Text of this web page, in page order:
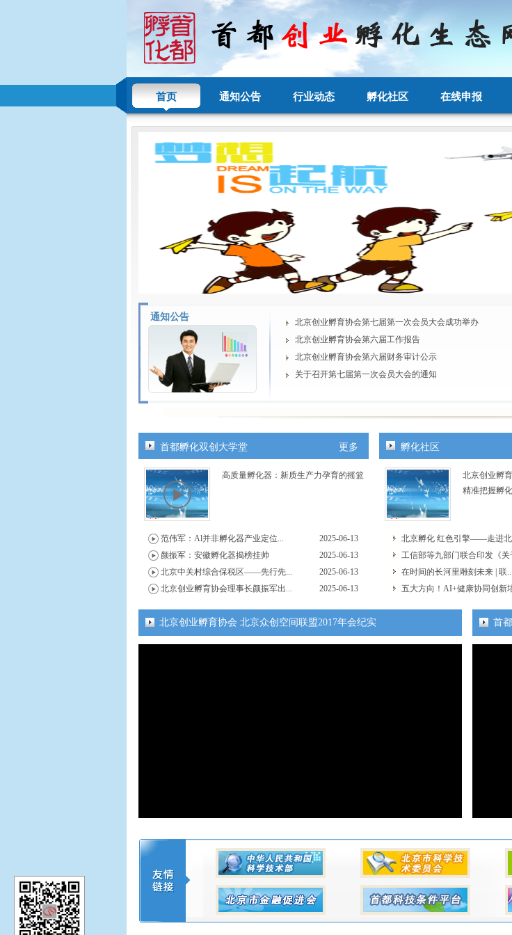
首页 通知公告 行业动态 孵化社区 在线申报
通知公告
北京创业孵育协会第七届第一次会员大会成功举办
北京创业孵育协会第六届工作报告
北京创业孵育协会第六届财务审计公示
关于召开第七届第一次会员大会的通知
关于召开北京创业孵育协会第七届换届工作小组工作会议的
守初心 谋新篇 北京创业孵育协会2024年第六届常务理事会
关于召开第六届第七次常务理事会的通知
北京创业孵育协会2023年财务审计公示
北京创业孵育协会2023年度工作报告
更多
首都孵化双创大学堂
高质量孵化器：新质生产力孕育的摇篮
2025-06-13
范伟军：Al并非孵化器产业定位...
2025-06-13
颜振军：安徽孵化器揭榜挂帅
2025-06-13
北京中关村综合保税区——先行先...
2025-06-13
北京创业孵育协会理事长颜振军出...
孵化社区
北京创业孵
精准把握孵
北京孵化 红色引擎——走进北
工信部等九部门联合印发《关
在时间的长河里雕刻未来 | 联...
五大方向！AI+健康协同创新
北京创业孵育协会 北京众创空间联盟2017年会纪实 首